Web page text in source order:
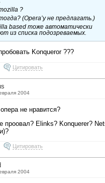
?
(Opera’у не предлагать.)
based тоже автоматически
из списка подозреваемых.
Konqueror ???
Цитировать
2004
не нравится?
проовал? Elinks? Konquerer?
Цитировать
2004